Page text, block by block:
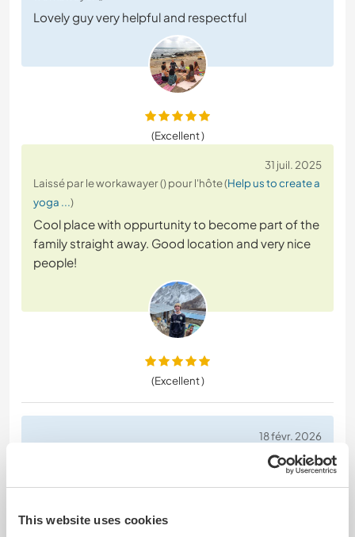
This website uses cookies
Lovely guy very helpful and respectful
(Excellent )
31 juil. 2025
Laissé par le workawayer () pour l'hôte (Help us to create a
yoga ...)
Cool place with oppurtunity to become part of the
family straight away. Good location and very nice
people!
(Excellent )
18 févr. 2026
) pour le
camino con este hermoso ser en el proyecto. Ky